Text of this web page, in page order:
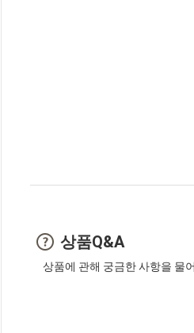
상품Q&A
상품에 관해 궁금한 사항을 물